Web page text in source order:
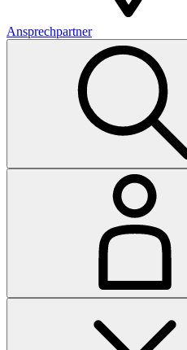
Ansprechpartner